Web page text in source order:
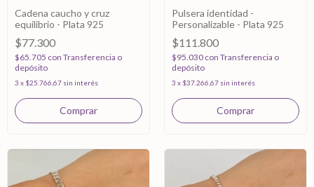
Cadena caucho y cruz
equilibrio - Plata 925
$77.300
$65.705 con Transferencia o
depósito
3 x $25.766,67 sin interés
Pulsera identidad -
Personalizable - Plata 925
$111.800
$95.030 con Transferencia o
depósito
3 x $37.266,67 sin interés